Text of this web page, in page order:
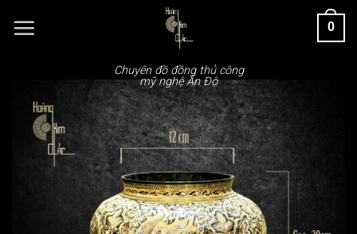
đến
Chuyên đồ đồng thủ công
mỹ nghệ Ấn Độ
0